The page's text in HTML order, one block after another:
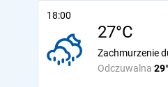
18:00
27°C
Odczuwalna
Zachmurzenie